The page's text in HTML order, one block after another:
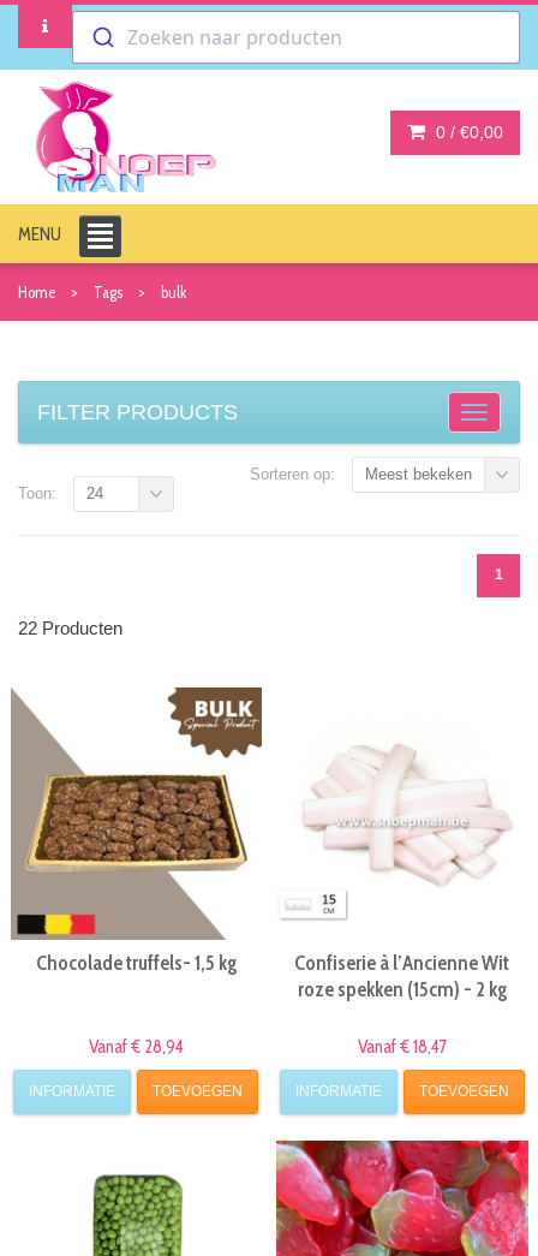
Zoeken naar producten
0 / €0,00
MENU
Home Tags bulk
FILTER PRODUCTS
Sorteren op: Meest bekeken
1
Toon: 24
22 Producten
Chocolade truffels- 1,5 kg
Vanaf € 28,94
INFORMATIE TOEVOEGEN
Confiserie à l’Ancienne Wit
roze spekken (15cm) - 2 kg
Vanaf € 18,47
INFORMATIE TOEVOEGEN